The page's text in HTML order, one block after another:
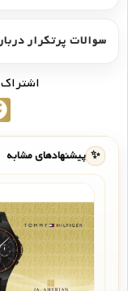
سوالات پرتکرار
✨ پیشنهادهای مشابه